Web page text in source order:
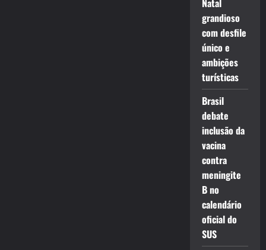
Natal
grandioso
com desfile
único e
ambições
turísticas
Brasil
debate
inclusão da
vacina
contra
meningite
B no
calendário
oficial do
SUS